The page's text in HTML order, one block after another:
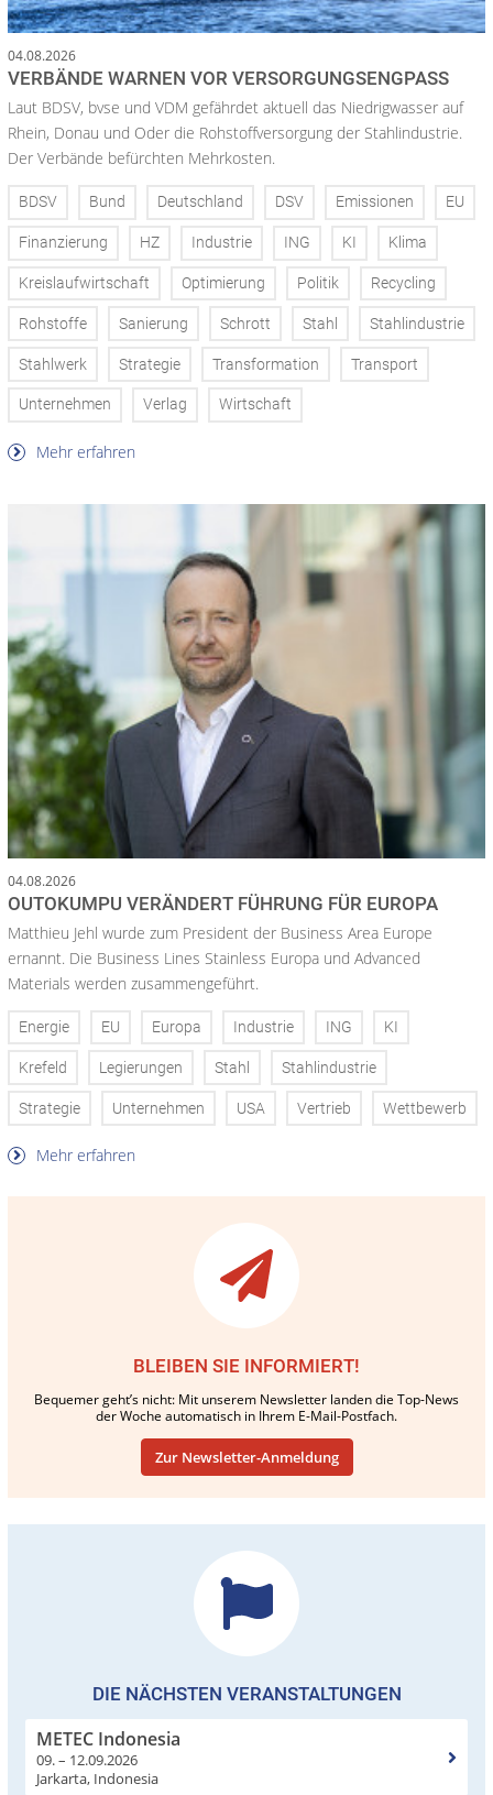
04.08.2026
VERBÄNDE WARNEN VOR VERSORGUNGSENGPASS
Laut BDSV, bvse und VDM gefährdet aktuell das Niedrigwasser auf
Rhein, Donau und Oder die Rohstoffversorgung der Stahlindustrie.
Der Verbände befürchten Mehrkosten.
BDSV Bund Deutschland DSV Emissionen EU
Finanzierung HZ Industrie ING KI Klima
Kreislaufwirtschaft Optimierung Politik Recycling
Rohstoffe Sanierung Schrott Stahl Stahlindustrie
Stahlwerk Strategie Transformation Transport
Unternehmen Verlag Wirtschaft
Mehr erfahren
04.08.2026
OUTOKUMPU VERÄNDERT FÜHRUNG FÜR EUROPA
Matthieu Jehl wurde zum President der Business Area Europe
ernannt. Die Business Lines Stainless Europa und Advanced
Materials werden zusammengeführt.
Energie EU Europa Industrie ING KI
Krefeld Legierungen Stahl Stahlindustrie
Strategie Unternehmen USA Vertrieb Wettbewerb
Mehr erfahren
BLEIBEN SIE INFORMIERT!
Bequemer geht’s nicht: Mit unserem Newsletter landen die Top-News
der Woche automatisch in Ihrem E-Mail-Postfach.
Zur Newsletter-Anmeldung
DIE NÄCHSTEN VERANSTALTUNGEN
METEC Indonesia
09. – 12.09.2026
Jarkarta, Indonesia